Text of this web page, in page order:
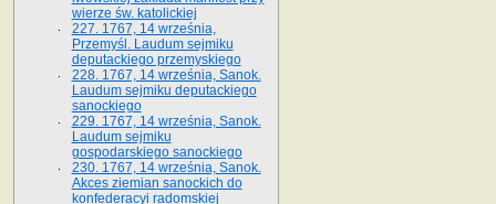
wierze św. ka­tolickiej
227. 1767, 14 września,
Przemyśl. Laudum sejmiku
deputackiego przemyskiego
228. 1767, 14 września, Sanok.
Laudum sejmiku deputackiego
sanockiego
229. 1767, 14 września, Sanok.
Laudum sejmiku
gospodarskiego sanockiego
230. 1767, 14 września, Sanok.
Akces ziemian sanockich do
konfederacyi radomskiej